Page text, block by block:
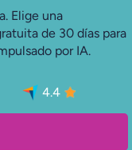
Elige una
de 30 días para
por IA.
4.4